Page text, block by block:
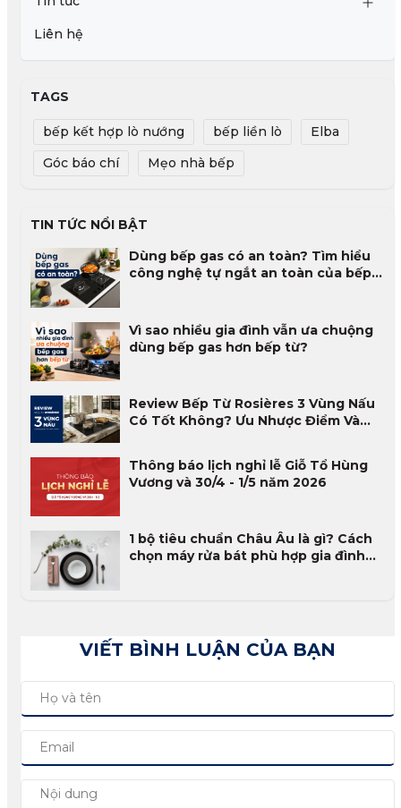
Liên hệ
TAGS
bếp kết hợp lò nướng bếp liền lò
Elba
Góc báo chí
Mẹo nhà bếp
TIN TỨC NỔI BẬT
Dùng bếp gas có an toàn? Tìm hiểu
công nghệ tự ngắt an toàn của bếp
Vì sao nhiều gia đình vẫn ưa chuộng
dùng bếp gas hơn bếp từ?
Review Bếp Từ Rosières 3 Vùng Nấu
Có Tốt Không? Ưu Nhược Điểm Và
Thông báo lịch nghỉ lễ Giỗ Tổ Hùng
Vương và 30/4 - 1/5 năm 2026
1 bộ tiêu chuẩn Châu Âu là gì? Cách
chọn máy rửa bát phù hợp gia đình
VIẾT BÌNH LUẬN CỦA BẠN